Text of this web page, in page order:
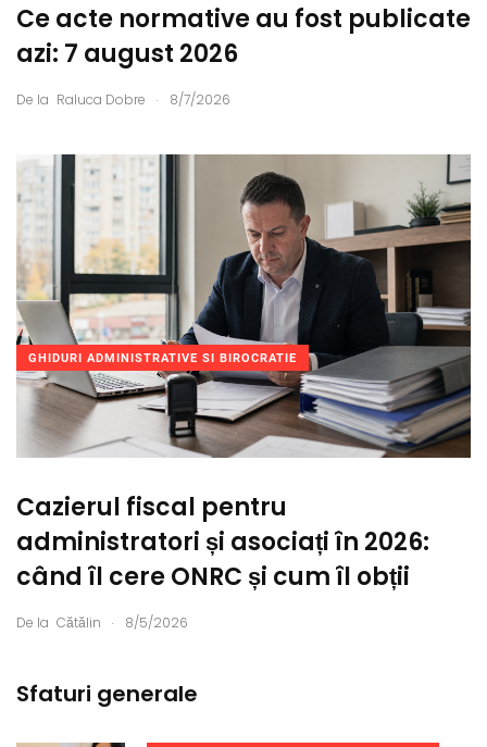
Ce acte normative au fost publicate
azi: 7 august 2026
De la Raluca Dobre . 8/7/2026
GHIDURI ADMINISTRATIVE SI BIROCRATIE
Cazierul fiscal pentru
administratori și asociați în 2026:
când îl cere ONRC și cum îl obții
De la Cătălin . 8/5/2026
Sfaturi generale